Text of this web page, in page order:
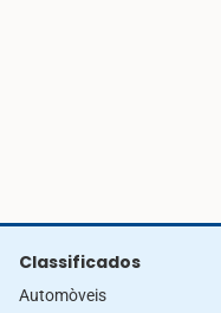
Classificados
Automòveis